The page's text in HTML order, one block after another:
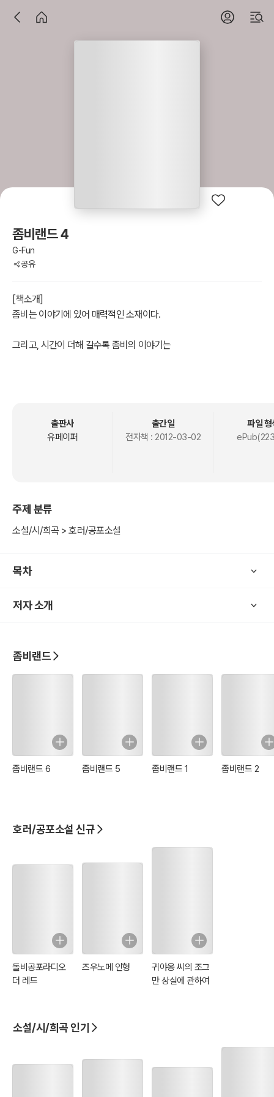
좀비랜드 4
G-Fun
공유
[책소개]
좀비는 이야기에 있어 매력적인 소재이다.
그리고, 시간이 더해 갈수록 좀비의 이야기는
다양한 연령층에 수많은 매니아들이 존재할 정도로
좀비가 활보하는 세상에서 살아남기 위해 움직이는
이 이야기에는 다양한 국가의 다양한 사람들이 좀비가
p.s 좀비의 현실화는 지금 우리의 코 앞으로 다가와 있다.
좀비의 출현은 이야기의 무대보다 좀더 앞서, 당장
출판사
유페이퍼
출간일
전자책 : 2012-03-02
파일 형
주제 분류
소설/시/희곡 > 호러/공포소설
목차
저자 소개
좀비랜드
좀비랜드 6 좀비랜드 5 좀비랜드 1 좀비랜드 2
호러/공포소설 신규
돌비공포라디오
더 레드
즈우노메 인형
귀야옹 씨의 조그
만 상실에 관하여
소설/시/희곡 인기